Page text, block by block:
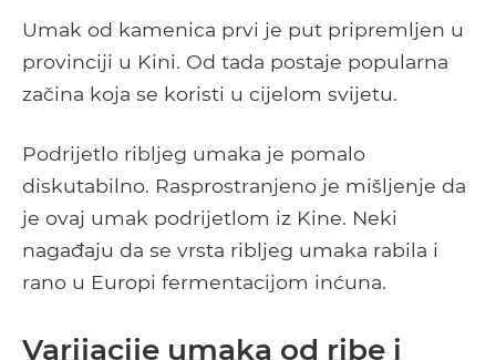
Umak od kamenica prvi je put pripremljen u
provinciji u Kini. Od tada postaje popularna
začina koja se koristi u cijelom svijetu.
Podrijetlo ribljeg umaka je pomalo
diskutabilno. Rasprostranjeno je mišljenje da
je ovaj umak podrijetlom iz Kine. Neki
nagađaju da se vrsta ribljeg umaka rabila i
rano u Europi fermentacijom inćuna.
Varijacije umaka od ribe i